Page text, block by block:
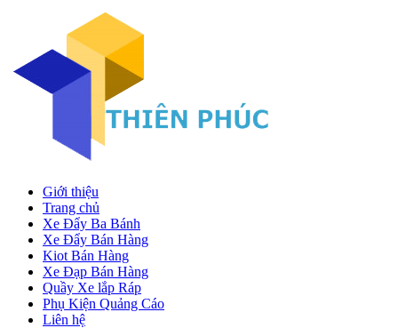
Giới thiệu
Trang chủ
Xe Đẩy Ba Bánh
Xe Đẩy Bán Hàng
Kiot Bán Hàng
Xe Đạp Bán Hàng
Quầy Xe lắp Ráp
Phụ Kiện Quảng Cáo
Liên hệ